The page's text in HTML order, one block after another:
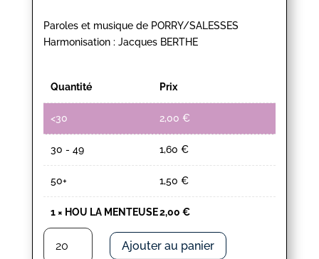
Paroles et musique de PORRY/SALESSES
Harmonisation : Jacques BERTHE
Quantité Prix
<30 2,00 €
30 - 49 1,60 €
50+ 1,50 €
1× HOU LA MENTEUSE2,00 €
quantité
Ajouter au panier